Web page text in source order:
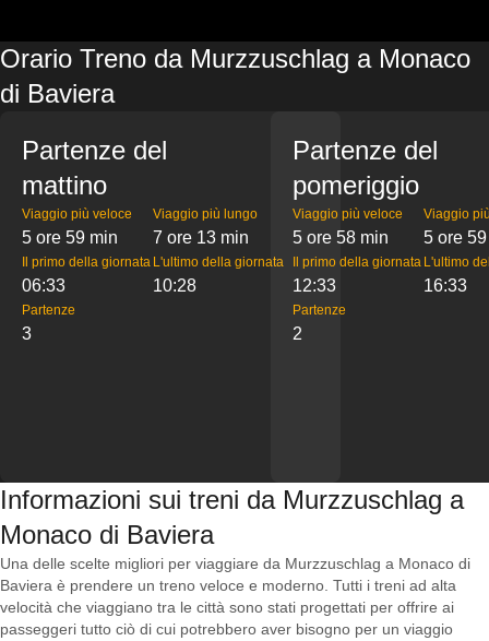
Orario Treno da Murzzuschlag a Monaco
di Baviera
Partenze del
mattino
Viaggio più veloce
5 ore 59 min
Viaggio più lungo
7 ore 13 min
Il primo della giornata
06:33
L'ultimo della giornata
10:28
Partenze
3
Partenze del
pomeriggio
Viaggio più veloce
5 ore 58 min
Viaggio
5 ore
Il primo della giornata
12:33
L'ultimo
16:33
Partenze
2
Informazioni sui treni da Murzzuschlag a
Monaco di Baviera
Una delle scelte migliori per viaggiare da Murzzuschlag a Monaco di
Baviera è prendere un treno veloce e moderno. Tutti i treni ad alta
velocità che viaggiano tra le città sono stati progettati per offrire ai
passeggeri tutto ciò di cui potrebbero aver bisogno per un viaggio